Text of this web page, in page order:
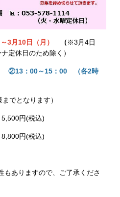
～3月10日（月） （※3月4日
定休日のため除く）
②13：00～15：00 （各2時
でとなります）
円(税込)
円(税込)
ありますので、ご了承くださ